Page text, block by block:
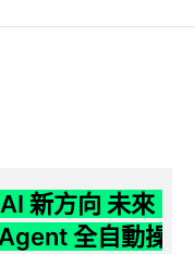
新方向 未來
全自動操